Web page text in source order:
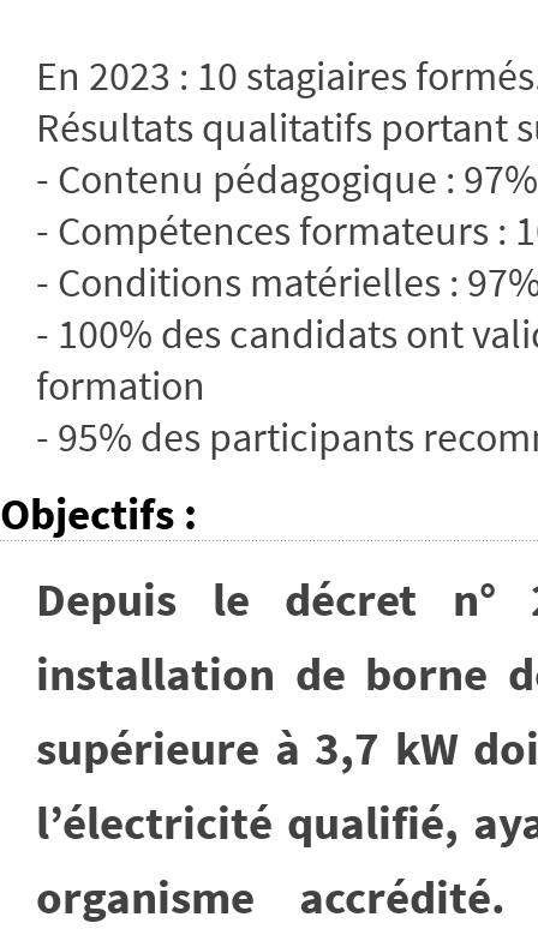
En 2023 : 10 stagiaires
Résultats qualitatifs portant
- Contenu pédagogique :
- Compétences formateurs :
- Conditions matérielles :
- 100% des candidats ont
formation
- 95% des participants
Objectifs :
Depuis le décret n°
installation de borne
supérieure à 3,7 kW
l’électricité qualifié,
organisme